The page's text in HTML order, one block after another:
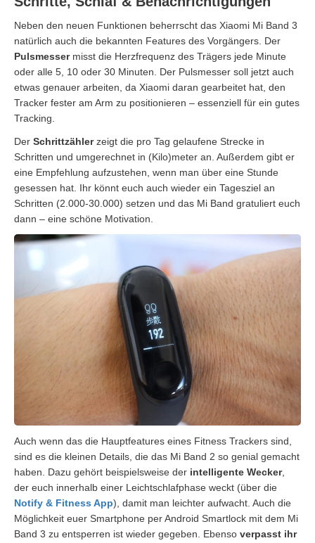
Neben den neuen Funktionen beherrscht das Xiaomi Mi Band 3
natürlich auch die bekannten Features des Vorgängers. Der
Pulsmessermisst die Herzfrequenz des Trägers jede Minute
oder alle 5, 10 oder 30 Minuten. Der Pulsmesser soll jetzt auch
etwas genauer arbeiten, da Xiaomi daran gearbeitet hat, den
Tracker fester am Arm zu positionieren – essenziell für ein gutes
Tracking.
Der Schrittzählerzeigt die pro Tag gelaufene Strecke in
Schritten und umgerechnet in (Kilo)meter an. Außerdem gibt er
eine Empfehlung aufzustehen, wenn man über eine Stunde
gesessen hat. Ihr könnt euch auch wieder ein Tagesziel an
Schritten (2.000-30.000) setzen und das Mi Band gratuliert euch
dann – eine schöne Motivation.
Auch wenn das die Hauptfeatures eines Fitness Trackers sind,
sind es die kleinen Details, die das Mi Band 2 so genial gemacht
haben. Dazu gehört beispielsweise der intelligente Wecker,
der euch innerhalb einer Leichtschlafphase weckt (über die
Notify & Fitness App), damit man leichter aufwacht. Auch die
Möglichkeit euer Smartphone per Android Smartlock mit dem Mi
Band 3 zu entsperren ist wieder gegeben. Ebenso verpasst ihr